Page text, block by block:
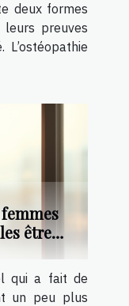
deux formes
preuves
être
qui a fait de
un peu plus